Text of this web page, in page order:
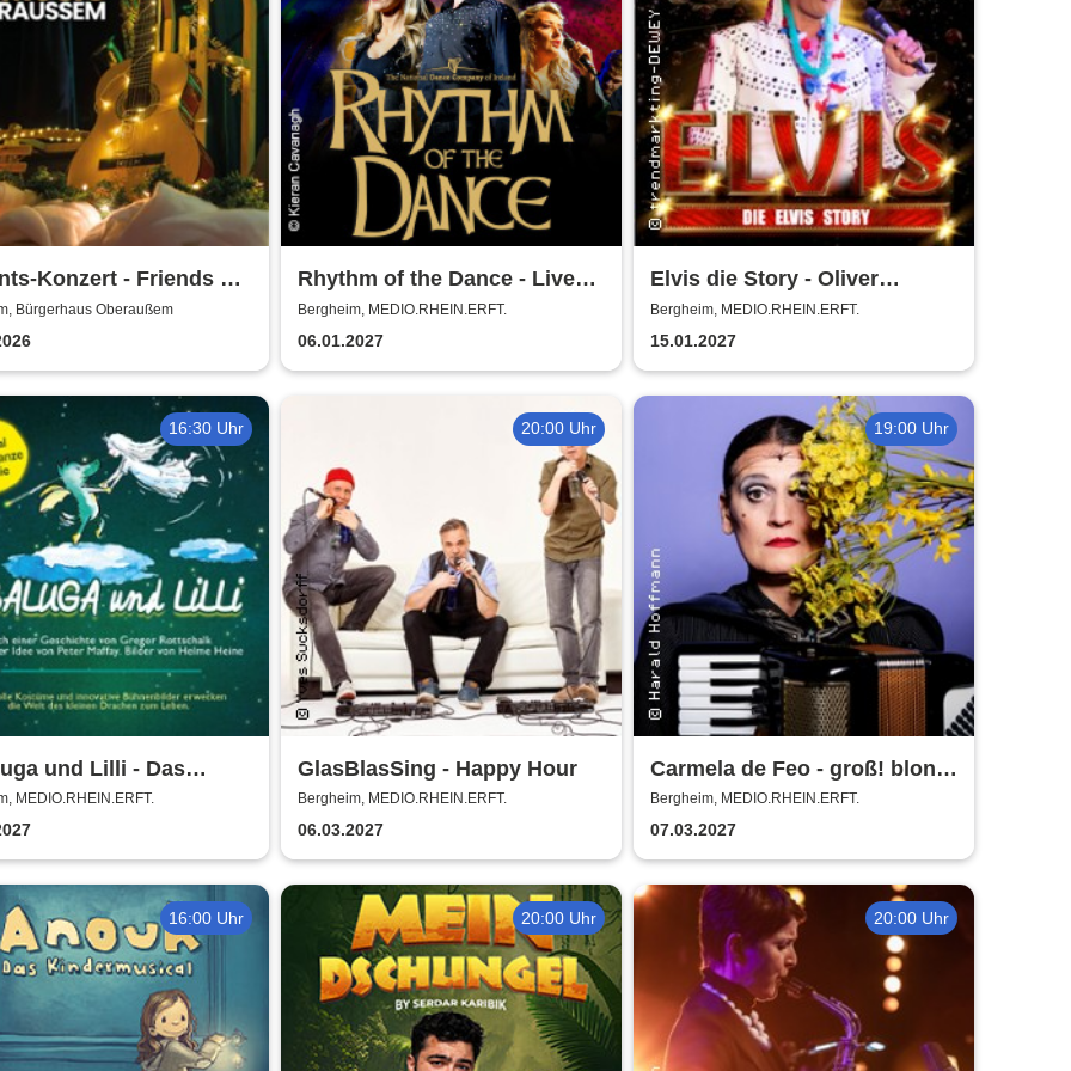
Konzert - Friends of
Oberaussem
Bürgerhaus Oberaußem
Rhythm of the Dance - Live
2027
Bergheim, MEDIO.RHEIN.ERFT.
06.01.2027
Elvis die Story - Oliver
Steinhoff + Band
Bergheim, MEDIO.RHEIN.ERFT.
15.01.2027
16:30 Uhr
und Lilli - Das
Musical für die
Familie
MEDIO.RHEIN.ERFT.
20:00 Uhr
GlasBlasSing - Happy Hour
Bergheim, MEDIO.RHEIN.ERFT.
06.03.2027
19:00 Uhr
Carmela de Feo - groß! blond!
erfolgreich!
Bergheim, MEDIO.RHEIN.ERFT.
07.03.2027
16:00 Uhr 20:00 Uhr 20:00 Uhr